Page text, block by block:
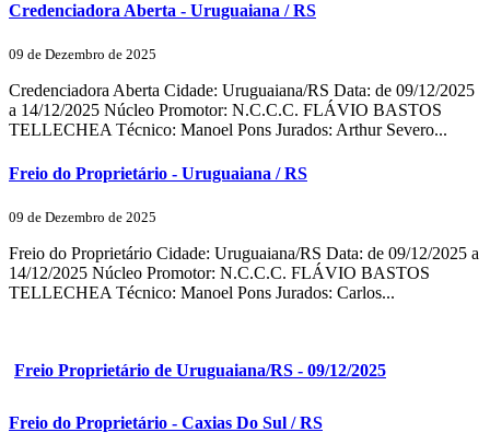
Credenciadora Aberta - Uruguaiana / RS
09 de Dezembro de 2025
Credenciadora Aberta Cidade: Uruguaiana/RS Data: de 09/12/2025
a 14/12/2025 Núcleo Promotor: N.C.C.C. FLÁVIO BASTOS
TELLECHEA Técnico: Manoel Pons Jurados: Arthur Severo...
Freio do Proprietário - Uruguaiana / RS
09 de Dezembro de 2025
Freio do Proprietário Cidade: Uruguaiana/RS Data: de 09/12/2025 a
14/12/2025 Núcleo Promotor: N.C.C.C. FLÁVIO BASTOS
TELLECHEA Técnico: Manoel Pons Jurados: Carlos...
Freio Proprietário de Uruguaiana/RS - 09/12/2025
Freio do Proprietário - Caxias Do Sul / RS